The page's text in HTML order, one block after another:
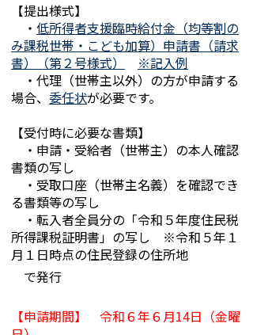
【提出様式】
・ 低所得者支援臨時給付金（均等割の
み課税世帯・こども加算）申請書（請求
書）（第２号様式）
※記入例
・代理（世帯主以外）の方が申請する
場合、 委任状が必要です。
【受付時に必要な書類】
・申請・受給者（世帯主）の本人確認
書類の写し
・受取口座（世帯主名義）を確認でき
る書類等の写し
・転入者全員分の「令和５年度住民税
所得課税証明書」の写し ※令和５年１
月１日時点の住民登録の住所地
で発行
【申請期間】 令和６年６月14日（金曜